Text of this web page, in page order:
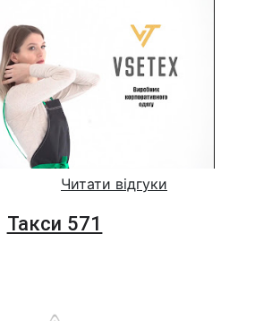
Читати відгуки
Такси 571